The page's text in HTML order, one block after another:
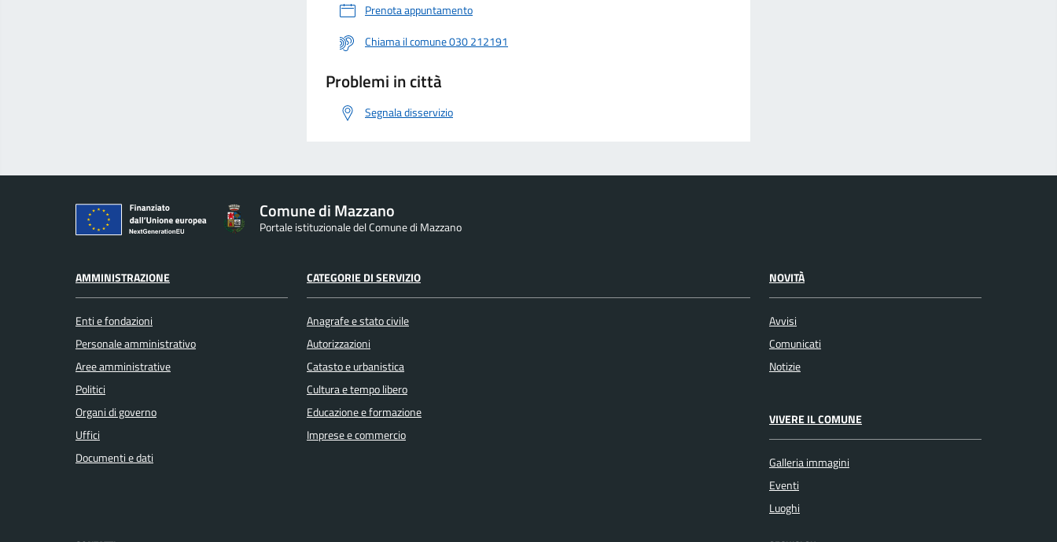
Prenota appuntamento
Chiama il comune 030 212191
Problemi in città
Segnala disservizio
Comune di Mazzano
Portale istituzionale del Comune di Mazzano
AMMINISTRAZIONE
Enti e fondazioni
Personale amministrativo
Aree amministrative
Politici
Organi di governo
Uffici
Documenti e dati
CATEGORIE DI SERVIZIO
Anagrafe e stato civile
Autorizzazioni
Catasto e urbanistica
Cultura e tempo libero
Educazione e formazione
Imprese e commercio
NOVITÀ
Avvisi
Comunicati
Notizie
VIVERE IL COMUNE
Galleria immagini
Eventi
Luoghi